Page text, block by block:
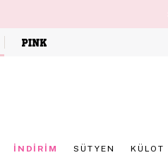
İNDİRİM SÜTYEN KÜLOT